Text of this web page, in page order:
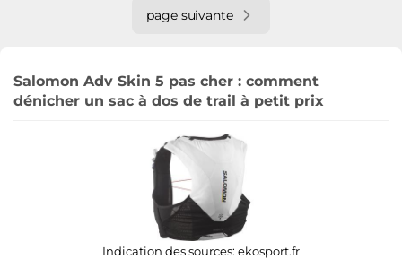
page suivante
Salomon Adv Skin 5 pas cher : comment
dénicher un sac à dos de trail à petit prix
Indication des sources: ekosport.fr